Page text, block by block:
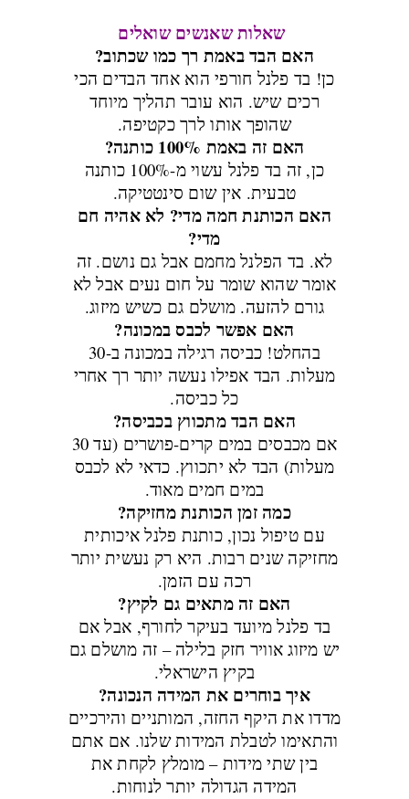
שאלות שאנשים שואלים
האם הבד באמת רך כמו שכתוב?
כן! בד פלנל חורפי הוא אחד הבדים הכי
רכים שיש. הוא עובר תהליך מיוחד
שהופך אותו לרך כקטיפה.
האם זה באמת 100% כותנה?
כן, זה בד פלנל עשוי מ-100% כותנה
טבעית. אין שום סינטטיקה.
האם הכותנת חמה מדי? לא אהיה חם
מדי?
לא. בד הפלנל מחמם אבל גם נושם. זה
אומר שהוא שומר על חום נעים אבל לא
גורם להזעה. מושלם גם כשיש מיזוג.
האם אפשר לכבס במכונה?
בהחלט! כביסה רגילה במכונה ב-30
מעלות. הבד אפילו נעשה יותר רך אחרי
כל כביסה.
האם הבד מתכווץ בכביסה?
אם מכבסים במים קרים-פושרים (עד 30
מעלות) הבד לא יתכווץ. כדאי לא לכבס
במים חמים מאוד.
כמה זמן הכותנת מחזיקה?
עם טיפול נכון, כותנת פלנל איכותית
מחזיקה שנים רבות. היא רק נעשית יותר
רכה עם הזמן.
האם זה מתאים גם לקיץ?
בד פלנל מיועד בעיקר לחורף, אבל אם
יש מיזוג אוויר חזק בלילה – זה מושלם גם
בקיץ הישראלי.
איך בוחרים את המידה הנכונה?
מדדו את היקף החזה, המותניים והירכיים
והתאימו לטבלת המידות שלנו. אם אתם
בין שתי מידות – מומלץ לקחת את
המידה הגדולה יותר לנוחות.